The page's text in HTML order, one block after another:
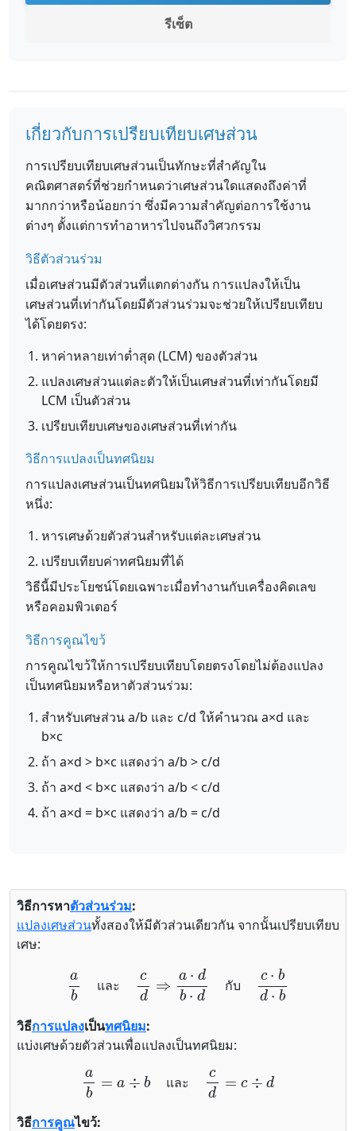
รีเซ็ต
เกี่ยวกับการเปรียบเทียบเศษส่วน
การเปรียบเทียบเศษส่วนเป็นทักษะที่สำคัญใน
คณิตศาสตร์ที่ช่วยกำหนดว่าเศษส่วนใดแสดงถึงค่าที่
มากกว่าหรือน้อยกว่า ซึ่งมีความสำคัญต่อการใช้งาน
ต่างๆ ตั้งแต่การทำอาหารไปจนถึงวิศวกรรม
วิธีตัวส่วนร่วม
เมื่อเศษส่วนมีตัวส่วนที่แตกต่างกัน การแปลงให้เป็น
เศษส่วนที่เท่ากันโดยมีตัวส่วนร่วมจะช่วยให้เปรียบเทียบ
ได้โดยตรง:
หาค่าหลายเท่าต่ำสุด (LCM) ของตัวส่วน
แปลงเศษส่วนแต่ละตัวให้เป็นเศษส่วนที่เท่ากันโดยมี
LCM เป็นตัวส่วน
เปรียบเทียบเศษของเศษส่วนที่เท่ากัน
วิธีการแปลงเป็นทศนิยม
การแปลงเศษส่วนเป็นทศนิยมให้วิธีการเปรียบเทียบอีกวิธี
หนึ่ง:
หารเศษด้วยตัวส่วนสำหรับแต่ละเศษส่วน
เปรียบเทียบค่าทศนิยมที่ได้
วิธีนี้มีประโยชน์โดยเฉพาะเมื่อทำงานกับเครื่องคิดเลข
หรือคอมพิวเตอร์
วิธีการคูณไขว้
การคูณไขว้ให้การเปรียบเทียบโดยตรงโดยไม่ต้องแปลง
เป็นทศนิยมหรือหาตัวส่วนร่วม:
สำหรับเศษส่วน a/b และ c/d ให้คำนวณ a×d และ
b×c
ถ้า a×d > b×c แสดงว่า a/b > c/d
ถ้า a×d < b×c แสดงว่า a/b < c/d
ถ้า a×d = b×c แสดงว่า a/b = c/d
วิธีการหาตัวส่วนร่วม:
แปลงเศษส่วนทั้งสองให้มีตัวส่วนเดียวกัน จากนั้นเปรียบเทียบ
เศษ:
แ ล ะ ก บ
d⇒ db d ⋅b
วิธีการแปลงเป็นทศนิยม:
แบ่งเศษด้วยตัวส่วนเพื่อแปลงเป็นทศนิยม:
แ ล ะ
d=
วิธีการคูณไขว้: